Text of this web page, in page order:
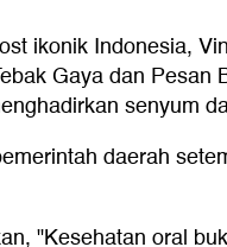
ikonik Indonesia,
Gaya dan
senyum
daerah
"Kesehatan oral